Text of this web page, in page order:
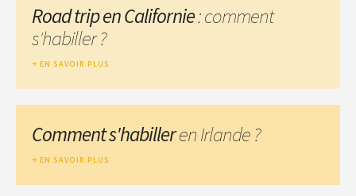
Road trip en Californie: comment
s'habiller ?
EN SAVOIR PLUS
Comment s'habilleren Irlande ?
EN SAVOIR PLUS